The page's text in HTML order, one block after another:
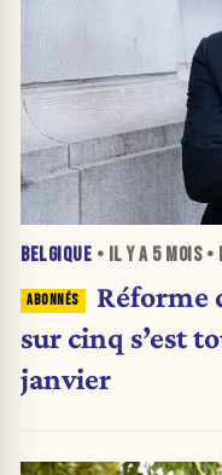
BELGIQUE • IL Y A 5 MOIS•
Réforme
sur cinq s’est
janvier